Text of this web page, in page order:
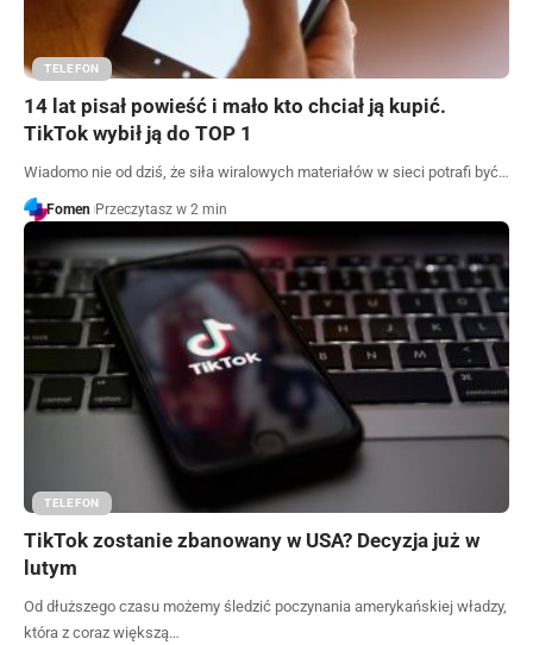
TELEFON
14 lat pisał powieść i mało kto chciał ją kupić.
TikTok wybił ją do TOP 1
Wiadomo nie od dziś, że siła wiralowych materiałów w sieci potrafi być…
Fomen Przeczytasz w 2 min
TELEFON
TikTok zostanie zbanowany w USA? Decyzja już w
lutym
Od dłuższego czasu możemy śledzić poczynania amerykańskiej władzy,
która z coraz większą…